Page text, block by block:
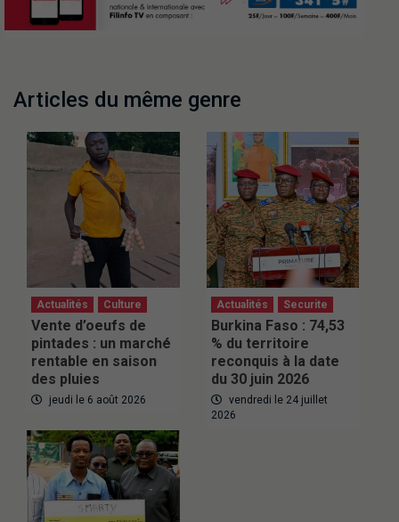
Articles du même genre
Actualités Culture
Vente d’oeufs de
pintades : un marché
rentable en saison
des pluies
jeudi le 6 août 2026
Actualités Securite
Burkina Faso : 74,53
% du territoire
reconquis à la date
du 30 juin 2026
vendredi le 24 juillet
2026